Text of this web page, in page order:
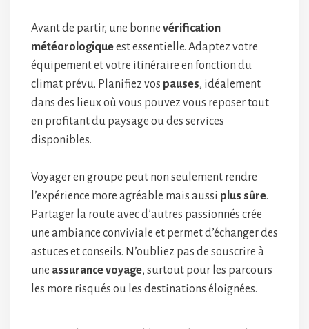
Avant de partir, une bonne vérification
météorologiqueest essentielle. Adaptez votre
équipement et votre itinéraire en fonction du
climat prévu. Planifiez vos pauses, idéalement
dans des lieux où vous pouvez vous reposer tout
en profitant du paysage ou des services
disponibles.
Voyager en groupe peut non seulement rendre
l’expérience more agréable mais aussi plus sûre.
Partager la route avec d’autres passionnés crée
une ambiance conviviale et permet d’échanger des
astuces et conseils. N’oubliez pas de souscrire à
une assurance voyage, surtout pour les parcours
les more risqués ou les destinations éloignées.